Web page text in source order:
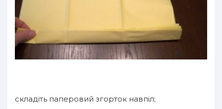
складіть паперовий згорток навпіл;